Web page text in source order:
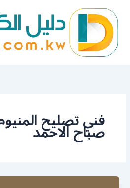
المحتوى
فني تصليح
صباح الاحمد